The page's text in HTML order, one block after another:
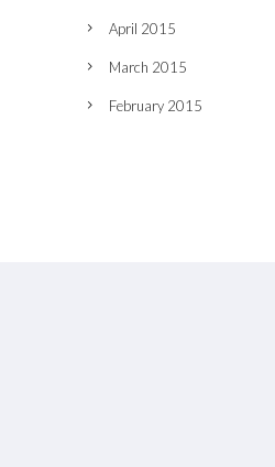
April 2015
March 2015
February 2015